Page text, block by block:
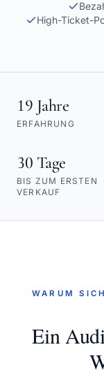
High-Ticket-
19 Jahre
ERFAHRUNG
30 Tage
BIS ZUM ERSTEN
VERKAUF
WARUM
Ein